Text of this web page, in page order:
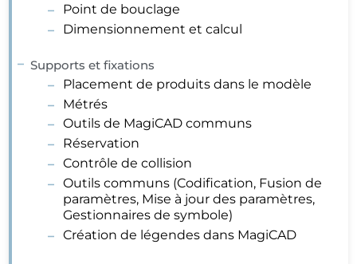
Point de bouclage
Dimensionnement et calcul
Supports et fixations
Placement de produits dans le modèle
Métrés
Outils de MagiCAD communs
Réservation
Contrôle de collision
Outils communs (Codification, Fusion de
paramètres, Mise à jour des paramètres,
Gestionnaires de symbole)
Création de légendes dans MagiCAD